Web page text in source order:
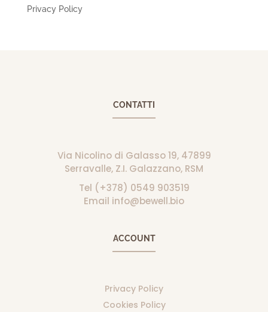
Privacy Policy
CONTATTI
Via Nicolino di Galasso 19, 47899
Serravalle, Z.I. Galazzano, RSM
Tel (+378) 0549 903519
Email info@bewell.bio
ACCOUNT
Privacy Policy
Cookies Policy